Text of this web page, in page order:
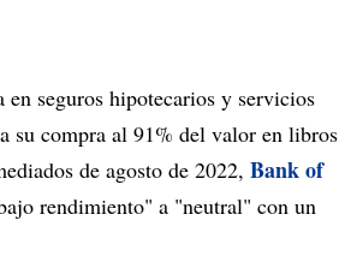
seguros hipotecarios y servicios
su compra al 91% del valor en libros
de agosto de 2022, Bank of
rendimiento" a "neutral" con un